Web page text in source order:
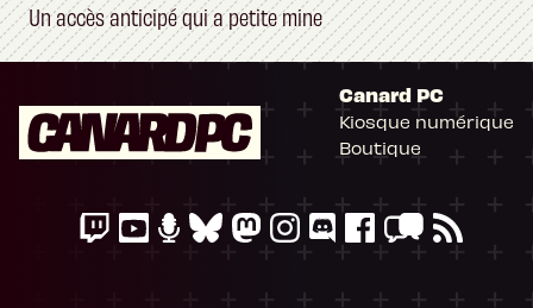
Un accès anticipé qui a petite mine
Canard PC
Kiosque numérique
Boutique